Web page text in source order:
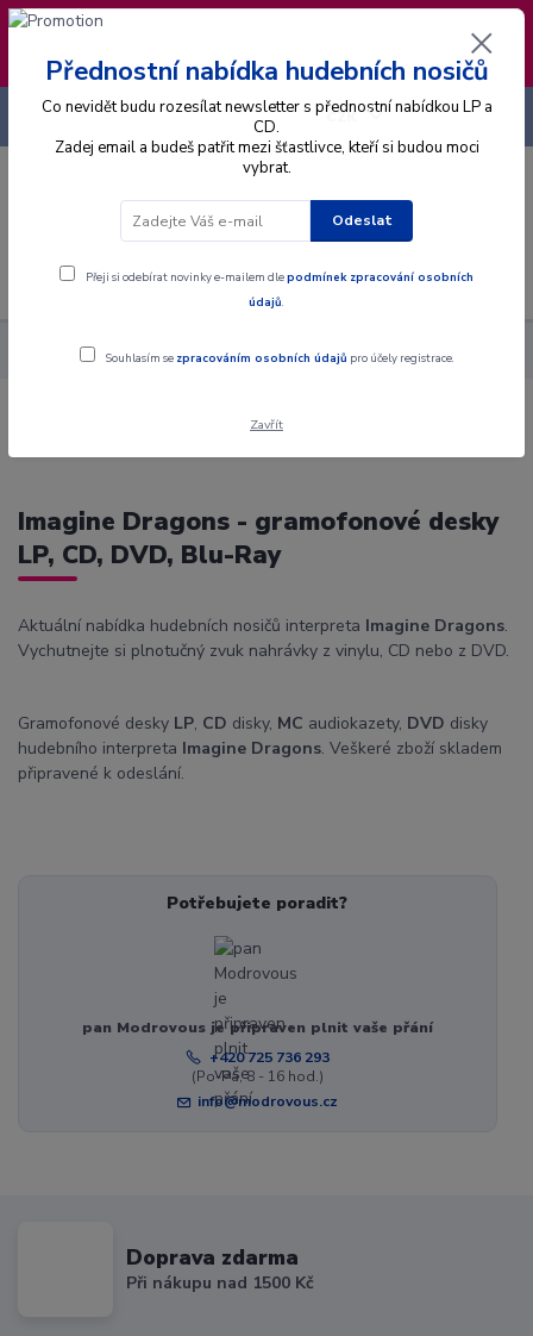
❣️ Od 4.8. do 13.8. čerpám dovolenou. Datum
expedice objednávek se posouvá na pátek
14.8.2026 🐋
Menu
CZK
+420 725 736 293
Interpret I Imagine Dragons
Imagine Dragons - gramofonové desky
LP, CD, DVD, Blu-Ray
Aktuální nabídka hudebních nosičů interpreta Imagine Dragons.
Vychutnejte si plnotučný zvuk nahrávky z vinylu, CD nebo z DVD.
Gramofonové desky LP, CD disky, MC audiokazety, DVD disky
hudebního interpreta Imagine Dragons. Veškeré zboží skladem
připravené k odeslání.
Potřebujete poradit?
pan Modrovous je připraven plnit vaše přání
+420 725 736 293
(Po-Pá, 8 - 16 hod.)
info@modrovous.cz
Doprava zdarma
Při nákupu nad 1500 Kč
Přednostní nabídka hudebních nosičů
Co nevidět budu rozesílat newsletter s přednostní nabídkou LP a
CD.
Zadej email a budeš patřit mezi šťastlivce, kteří si budou moci
vybrat.
Odeslat
Přeji si odebírat novinky e-mailem dlepodmínek zpracování osobních
údajů.
Souhlasím se zpracováním osobních údajů pro účely registrace.
Zavřít